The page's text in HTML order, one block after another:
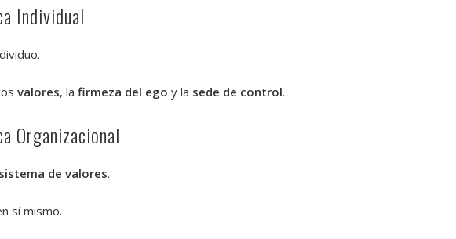
Individual
valores, la firmeza del ego y la sede de control.
Organizacional
sistema de valores.
sí mismo.